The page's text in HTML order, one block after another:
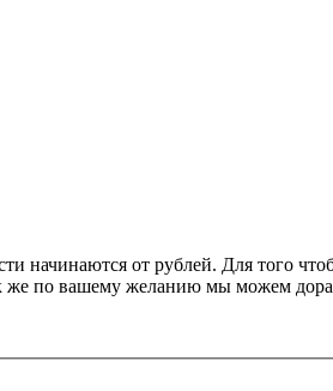
начинаются от рублей. Для того
же по вашему желанию мы можем